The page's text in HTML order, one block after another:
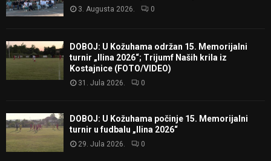
3. Augusta 2026. 0
DOBOJ: U Kožuhama održan 15. Memorijalni
turnir „Ilina 2026“; Trijumf Naših krila iz
Kostajnice (FOTO/VIDEO)
31. Jula 2026. 0
DOBOJ: U Kožuhama počinje 15. Memorijalni
turnir u fudbalu „Ilina 2026“
29. Jula 2026. 0